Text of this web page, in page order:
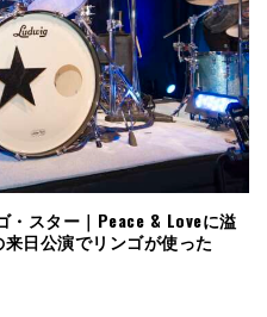
・スター｜Peace & Loveに溢
日公演でリンゴが使った